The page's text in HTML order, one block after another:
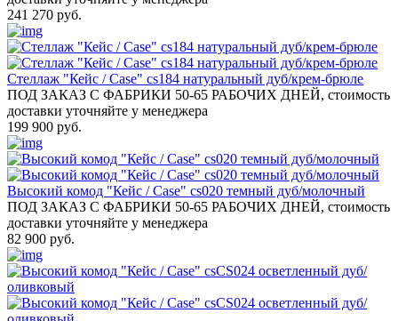
241 270 руб.
Стеллаж "Кейс / Case" cs184 натуральный дуб/крем-брюле
ПОД ЗАКАЗ С ФАБРИКИ 50-65 РАБОЧИХ ДНЕЙ, стоимость
доставки уточняйте у менеджера
199 900 руб.
Высокий комод "Кейс / Case" cs020 темный дуб/молочный
ПОД ЗАКАЗ С ФАБРИКИ 50-65 РАБОЧИХ ДНЕЙ, стоимость
доставки уточняйте у менеджера
82 900 руб.